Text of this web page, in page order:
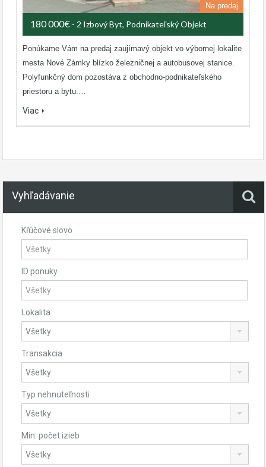
Na predaj
180 000€ - 2 Izbový Byt, Podnikateľský Objekt
Ponúkame Vám na predaj zaujímavý objekt vo výbornej lokalite
mesta Nové Zámky blízko železničnej a autobusovej stanice.
Polyfunkčný dom pozostáva z obchodno-podnikateľského
priestoru a bytu.…
Viac
Vyhľadávanie
Kľúčové slovo
ID ponuky
Lokalita
Transakcia
Typ nehnuteľnosti
Min. počet izieb